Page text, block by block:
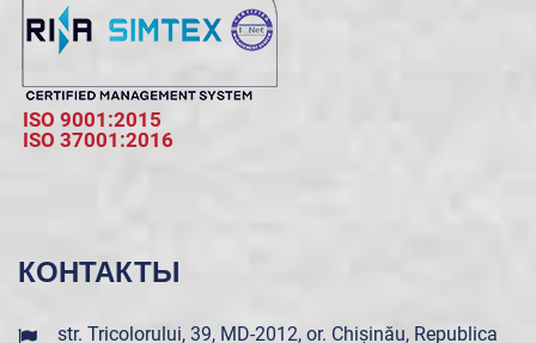
ISO 9001:2015
ISO 37001:2016
КОНТАКТЫ
str. Tricolorului, 39, MD-2012, or. Chișinău, Republica